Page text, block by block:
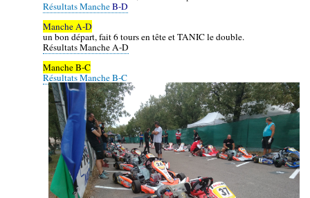
Résultats MancheB-D
Manche A-D
un bon départ, fait 6 tours en tête et TANIC le double.
Résultats Manche A-D
Manche B-C
Résultats Manche B-C